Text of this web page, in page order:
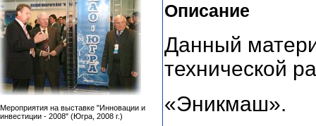
Описание
Данный
технической
«Эникмаш».
Мероприятия на выставке "Инновации и
инвестиции - 2008" (Югра, 2008 г.)